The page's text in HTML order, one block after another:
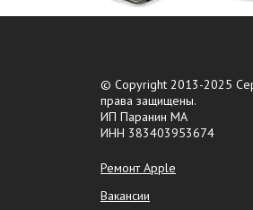
© Copyright 2013-2025
права защищены.
ИП Паранин МА
ИНН 383403953674
Ремонт Apple
Вакансии